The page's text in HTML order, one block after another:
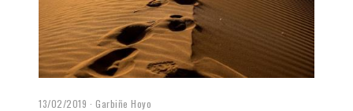
13/02/2019 Garbiñe Hoyo